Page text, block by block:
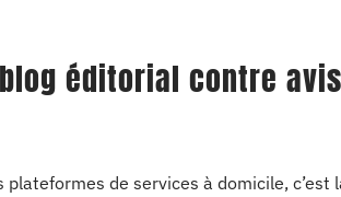
éditorial contre
de services à domicile, c’est